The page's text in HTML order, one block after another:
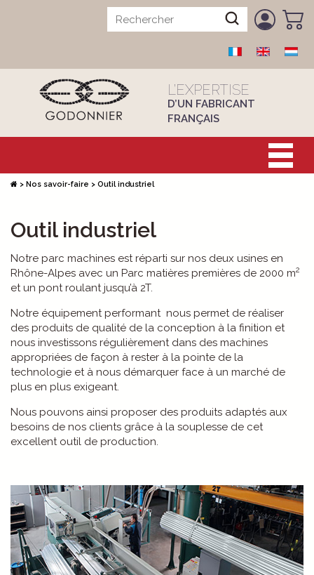
L’EXPERTISE
D’UN FABRICANT
FRANÇAIS
> Nos savoir-faire > Outil industriel
Outil industriel
Notre parc machines est réparti sur nos deux usines en
Rhône-Alpes avec un Parc matières premières de 2000 m2
et un pont roulant jusqu’à 2T.
Notre équipement performant nous permet de réaliser
des produits de qualité de la conception à la finition et
nous investissons régulièrement dans des machines
appropriées de façon à rester à la pointe de la
technologie et à nous démarquer face à un marché de
plus en plus exigeant.
Nous pouvons ainsi proposer des produits adaptés aux
besoins de nos clients grâce à la souplesse de cet
excellent outil de production.